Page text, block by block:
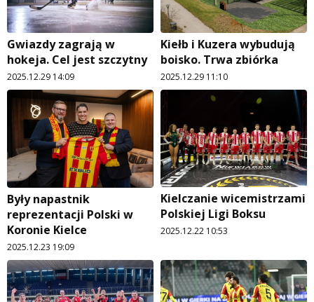
Gwiazdy zagrają w
hokeja. Cel jest szczytny
2025.12.29 14:09
Kiełb i Kuzera wybudują
boisko. Trwa zbiórka
2025.12.29 11:10
Były napastnik
reprezentacji Polski w
Koronie Kielce
2025.12.23 19:09
Kielczanie wicemistrzami
Polskiej Ligi Boksu
2025.12.22 10:53